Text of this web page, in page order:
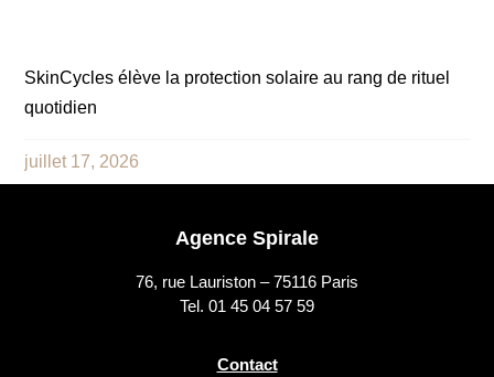
SkinCycles élève la protection solaire au rang de rituel
quotidien
juillet 17, 2026
Agence Spirale
76, rue Lauriston – 75116 Paris
Tel. 01 45 04 57 59
Contact